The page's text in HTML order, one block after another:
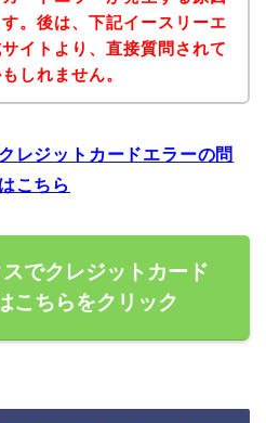
。後は、下記イースリーエ
イトより、直接質問されて
しれません。
レジットカードエラーの問
こちら
でクレジットカード
こちらをクリック